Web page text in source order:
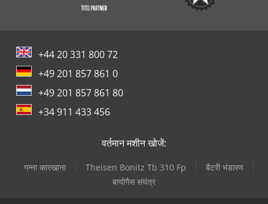
+44 20 331 800 72
+49 201 857 861 0
+49 201 857 861 80
+34 911 433 456
वर्तमान मशीन खोजें:
गन्ना कारखाना Theisen Bonitz Tb 310 Fp
बैटरी भंडारण
बायोगैस संयंत्र